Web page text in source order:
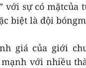
với sự có mặtcủa
biệt là đội
giá của giới
mạnh với nhiều